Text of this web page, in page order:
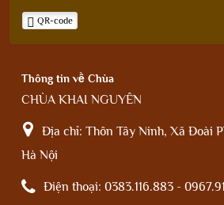
QR-code
Thông tin về Chùa
CHÙA KHAI NGUYÊN
Địa chỉ: Thôn Tây Ninh, Xã Đoài
Hà Nội
Điện thoại: 0383.116.883 -